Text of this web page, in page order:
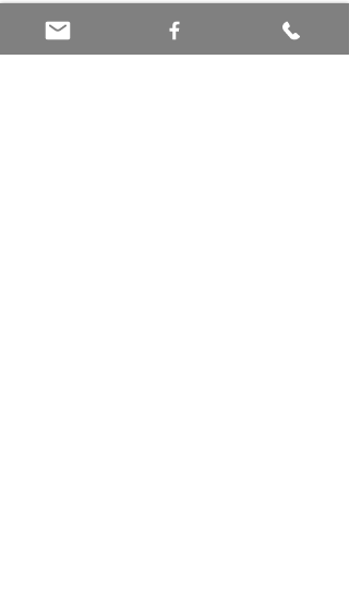
les chakras, construire une séance...
Exercices pratiques sur les sept chakras,